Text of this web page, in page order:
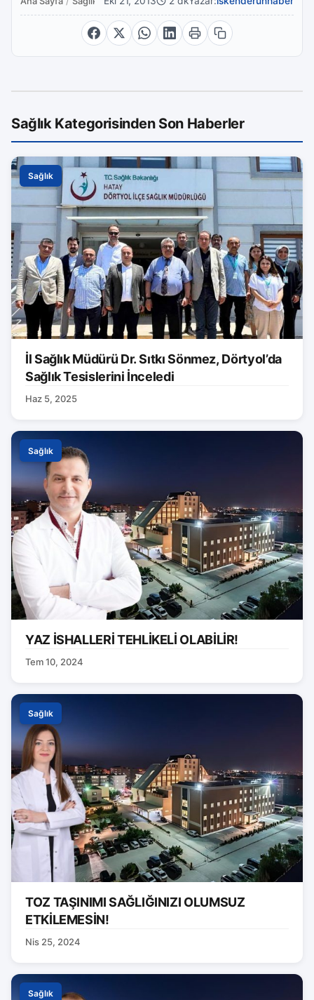
Sağlık Kategorisinden Son Haberler
Sağlık
İl Sağlık Müdürü Dr. Sıtkı Sönmez, Dörtyol’da
Sağlık Tesislerini İnceledi
Haz 5, 2025
Sağlık
YAZ İSHALLERİ TEHLİKELİ OLABİLİR!
Tem 10, 2024
Sağlık
TOZ TAŞINIMI SAĞLIĞINIZI OLUMSUZ
ETKİLEMESİN!
Nis 25, 2024
Sağlık